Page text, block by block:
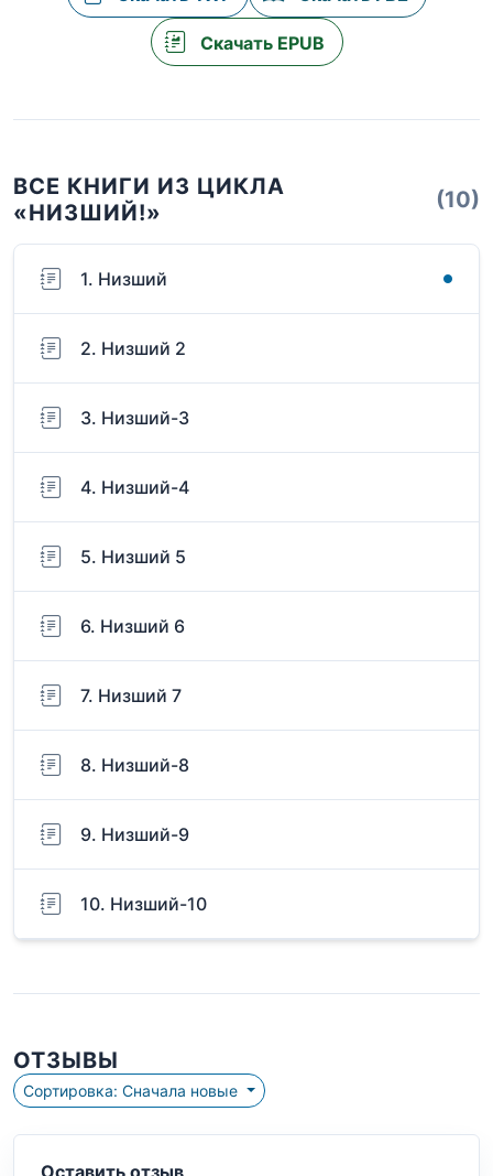
Скачать EPUB
ВСЕ КНИГИ ИЗ ЦИКЛА
«НИЗШИЙ!»
(10)
1. Низший
2. Низший 2
3. Низший-3
4. Низший-4
5. Низший 5
6. Низший 6
7. Низший 7
8. Низший-8
9. Низший-9
10. Низший-10
ОТЗЫВЫ
Сортировка: Сначала новые